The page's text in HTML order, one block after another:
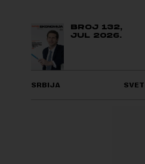
BROJ 132,
JUL 2026.
SRBIJA SVET